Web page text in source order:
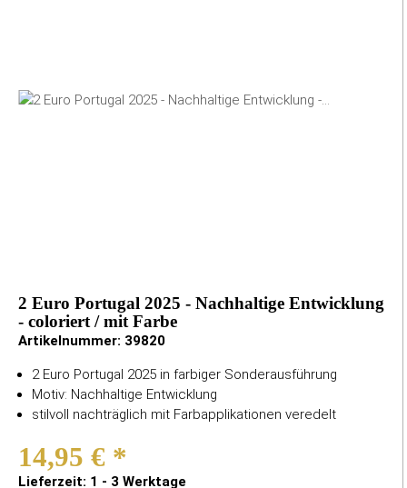
2 Euro Portugal 2025 - Nachhaltige Entwicklung
- coloriert / mit Farbe
Artikelnummer: 39820
2 Euro Portugal 2025 in farbiger Sonderausführung
Motiv: Nachhaltige Entwicklung
stilvoll nachträglich mit Farbapplikationen veredelt
14,95 € *
Lieferzeit: 1 - 3 Werktage